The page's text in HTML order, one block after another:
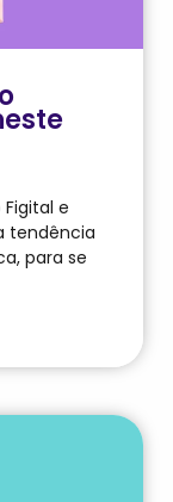
e
tendência
para se